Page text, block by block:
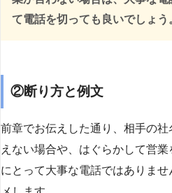
て電話を切っても良いでしょう
②断り方と例文
前章でお伝えした通り、相手の
えない場合や、はぐらかして営
にとって大事な電話ではありま